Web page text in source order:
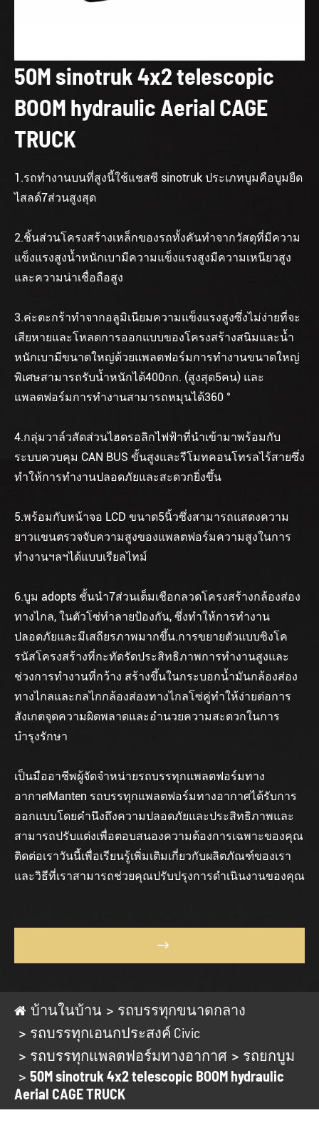
50M sinotruk 4x2 telescopic
BOOM hydraulic Aerial CAGE
TRUCK
1.รถทำงานบนที่สูงนี้ใช้แชสซี sinotruk ประเภทบูมคือบูมยืด
ไสลด์7ส่วนสูงสุด
2.ชิ้นส่วนโครงสร้างเหล็กของรถทั้งคันทำจากวัสดุที่มีความ
แข็งแรงสูงน้ำหนักเบามีความแข็งแรงสูงมีความเหนียวสูง
และความน่าเชื่อถือสูง
3.ค่ะตะกร้าทำจากอลูมิเนียมความแข็งแรงสูงซึ่งไม่ง่ายที่จะ
เสียหายและโหลดการออกแบบของโครงสร้างสนิมและน้ำ
หนักเบามีขนาดใหญ่ด้วยแพลตฟอร์มการทำงานขนาดใหญ่
พิเศษสามารถรับน้ำหนักได้400กก. (สูงสุด5คน) และ
แพลตฟอร์มการทำงานสามารถหมุนได้360 °
4.กลุ่มวาล์วสัดส่วนไฮดรอลิกไฟฟ้าที่นำเข้ามาพร้อมกับ
ระบบควบคุม CAN BUS ขั้นสูงและรีโมทคอนโทรลไร้สายซึ่ง
ทำให้การทำงานปลอดภัยและสะดวกยิ่งขึ้น
5.พร้อมกับหน้าจอ LCD ขนาด5นิ้วซึ่งสามารถแสดงความ
ยาวแขนตรวจจับความสูงของแพลตฟอร์มความสูงในการ
ทำงานฯลฯได้แบบเรียลไทม์
6.บูม adopts ชั้นนำ7ส่วนเต็มเชือกลวดโครงสร้างกล้องส่อง
ทางไกล, ในตัวโซ่ทำลายป้องกัน, ซึ่งทำให้การทำงาน
ปลอดภัยและมีเสถียรภาพมากขึ้น.การขยายตัวแบบซิงโค
รนัสโครงสร้างที่กะทัดรัดประสิทธิภาพการทำงานสูงและ
ช่วงการทำงานที่กว้าง สร้างขึ้นในกระบอกน้ำมันกล้องส่อง
ทางไกลและกลไกกล้องส่องทางไกลโซ่คู่ทำให้ง่ายต่อการ
สังเกตจุดความผิดพลาดและอำนวยความสะดวกในการ
บำรุงรักษา
เป็นมืออาชีพผู้จัดจำหน่ายรถบรรทุกแพลตฟอร์มทาง
อากาศManten รถบรรทุกแพลตฟอร์มทางอากาศได้รับการ
ออกแบบโดยคำนึงถึงความปลอดภัยและประสิทธิภาพและ
สามารถปรับแต่งเพื่อตอบสนองความต้องการเฉพาะของคุณ
ติดต่อเราวันนี้เพื่อเรียนรู้เพิ่มเติมเกี่ยวกับผลิตภัณฑ์ของเรา
และวิธีที่เราสามารถช่วยคุณปรับปรุงการดำเนินงานของคุณ

บ้านในบ้าน
รถบรรทุกขนาดกลาง
รถบรรทุกเอนกประสงค์ Civic
รถบรรทุกแพลตฟอร์มทางอากาศ
รถยกบูม
50M sinotruk 4x2 telescopic BOOM hydraulic
Aerial CAGE TRUCK